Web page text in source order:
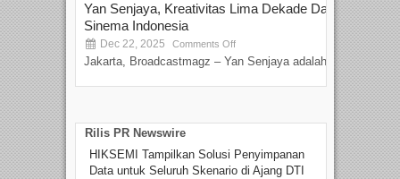
Yan Senjaya, Kreativitas Lima Dekade Dalam
Sinema Indonesia
Dec 22, 2025 Comments Off
Jakarta, Broadcastmagz – Yan Senjaya adalah...
Rilis PR Newswire
HIKSEMI Tampilkan Solusi Penyimpanan
Data untuk Seluruh Skenario di Ajang DTI